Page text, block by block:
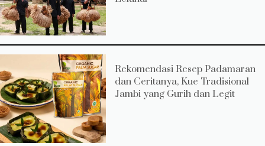
Rekomendasi Resep Padamaran
dan Ceritanya, Kue Tradisional
Jambi yang Gurih dan Legit